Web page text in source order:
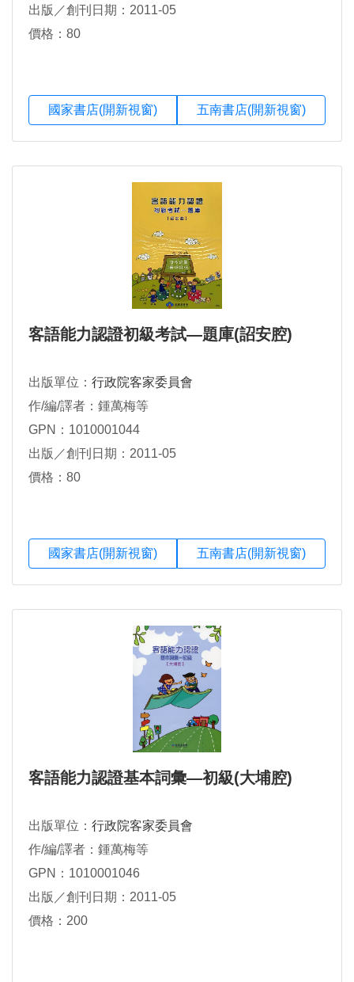
出版／創刊日期：2011-05
價格：80
國家書店(開新視窗) 五南書店(開新視窗)
客語能力認證初級考試―題庫(詔安腔)
出版單位： 行政院客家委員會
作/編/譯者：鍾萬梅等
GPN：1010001044
出版／創刊日期：2011-05
價格：80
國家書店(開新視窗) 五南書店(開新視窗)
客語能力認證基本詞彙―初級(大埔腔)
出版單位： 行政院客家委員會
作/編/譯者：鍾萬梅等
GPN：1010001046
出版／創刊日期：2011-05
價格：200